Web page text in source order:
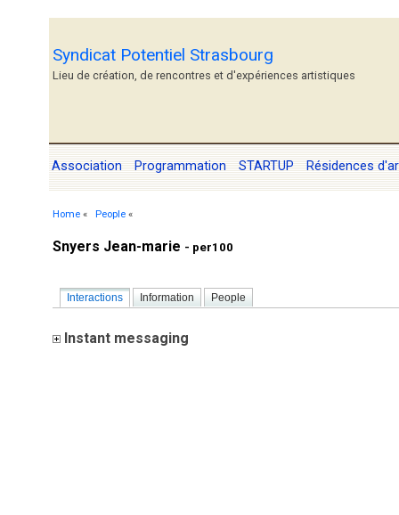
Syndicat Potentiel Strasbourg
Lieu de création, de rencontres et d'expériences artistiques
Association Programmation STARTUP Résidences
Home « People «
Snyers Jean-marie - per100
Interactions Information People
Instant messaging